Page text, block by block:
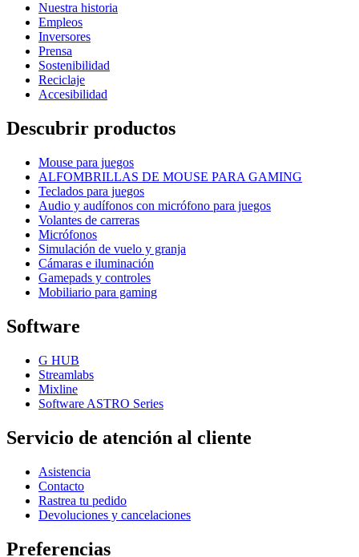
Nuestra historia
Empleos
Inversores
Prensa
Sostenibilidad
Reciclaje
Accesibilidad
Descubrir productos
Mouse para juegos
ALFOMBRILLAS DE MOUSE PARA GAMING
Teclados para juegos
Audio y audífonos con micrófono para juegos
Volantes de carreras
Micrófonos
Simulación de vuelo y granja
Cámaras e iluminación
Gamepads y controles
Mobiliario para gaming
Software
G HUB
Streamlabs
Mixline
Software ASTRO Series
Servicio de atención al cliente
Asistencia
Contacto
Rastrea tu pedido
Devoluciones y cancelaciones
Preferencias